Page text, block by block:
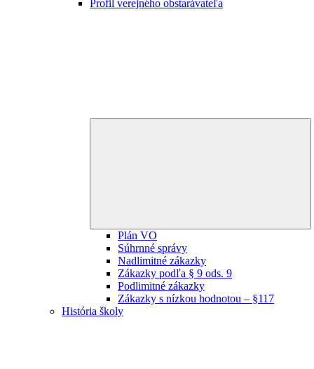
Profil verejného obstarávateľa
Plán VO
Súhrnné správy
Nadlimitné zákazky
Zákazky podľa § 9 ods. 9
Podlimitné zákazky
Zákazky s nízkou hodnotou – §117
História školy